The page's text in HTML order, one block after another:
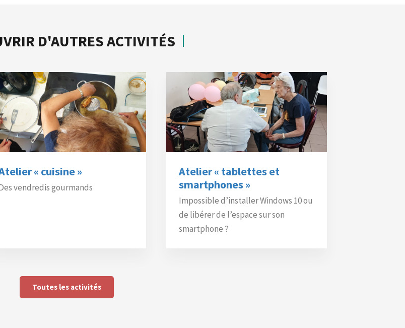
D'AUTRES ACTIVITÉS
« cuisine »
vendredis gourmands
Atelier « tablettes et
smartphones »
Impossible d’installer Windows 10 ou
de libérer de l’espace sur son
smartphone ?
Toutes les activités